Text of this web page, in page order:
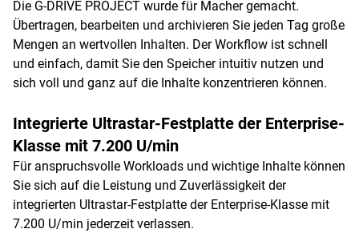
Die G-DRIVE PROJECT wurde für Macher gemacht.
Übertragen, bearbeiten und archivieren Sie jeden Tag große
Mengen an wertvollen Inhalten. Der Workflow ist schnell
und einfach, damit Sie den Speicher intuitiv nutzen und
sich voll und ganz auf die Inhalte konzentrieren können.
Integrierte Ultrastar-Festplatte der Enterprise-
Klasse mit 7.200 U/min
Für anspruchsvolle Workloads und wichtige Inhalte können
Sie sich auf die Leistung und Zuverlässigkeit der
integrierten Ultrastar-Festplatte der Enterprise-Klasse mit
7.200 U/min jederzeit verlassen.